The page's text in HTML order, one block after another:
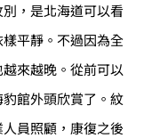
，是北海道可以看
平靜。不過因為全
來越晚。從前可以
館外頭欣賞了。紋
員照顧，康復之後